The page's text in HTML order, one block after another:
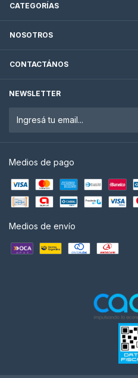
CATEGORÍAS
NOSOTROS
CONTACTÁNOS
NEWSLETTER
Medios de pago
Medios de envío